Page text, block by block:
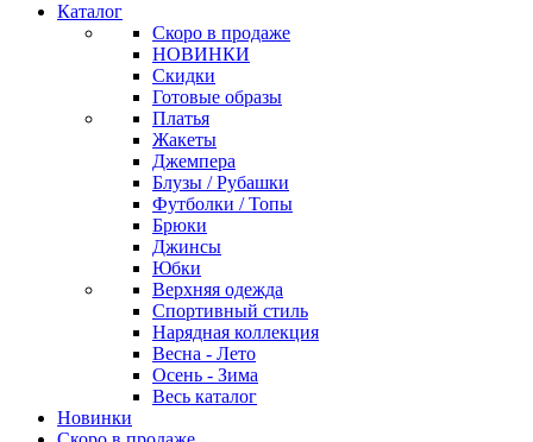
Каталог
Скоро в продаже
НОВИНКИ
Скидки
Готовые образы
Платья
Жакеты
Джемпера
Блузы / Рубашки
Футболки / Топы
Брюки
Джинсы
Юбки
Верхняя одежда
Спортивный стиль
Нарядная коллекция
Весна - Лето
Осень - Зима
Весь каталог
Новинки